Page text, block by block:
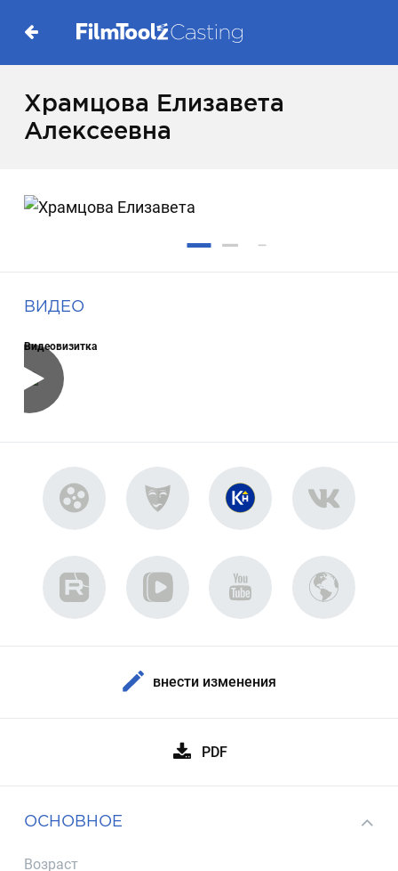
Храмцова Елизавета
Алексеевна
ВИДЕО
Видеовизитка
внести изменения
PDF
ОСНОВНОЕ
Возраст